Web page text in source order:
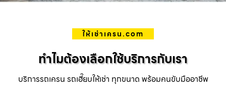
ให้เช่าเครน.com
ทำไมต้องเลือกใช้บริการกับเรา
บริการรถเครน รถเฮี๊ยบให้เช่า ทุกขนาด พร้อมคนขับมืออาชีพ